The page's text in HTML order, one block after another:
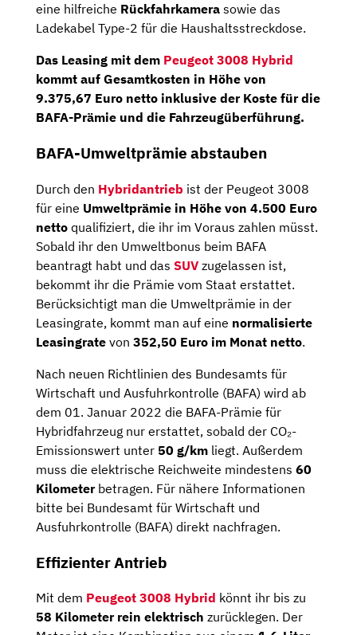
eine hilfreiche Rückfahrkamera sowie das
Ladekabel Type-2 für die Haushaltsstreckdose.
Das Leasing mit dem Peugeot 3008 Hybrid
kommt auf Gesamtkosten in Höhe von
9.375,67 Euro netto inklusive der Koste für die
BAFA-Prämie und die Fahrzeugüberführung.
BAFA-Umweltprämie abstauben
Durch den Hybridantrieb ist der Peugeot 3008
für eine Umweltprämie in Höhe von 4.500 Euro
netto qualifiziert, die ihr im Voraus zahlen müsst.
Sobald ihr den Umweltbonus beim BAFA
beantragt habt und das SUV zugelassen ist,
bekommt ihr die Prämie vom Staat erstattet.
Berücksichtigt man die Umweltprämie in der
Leasingrate, kommt man auf eine normalisierte
Leasingrate von 352,50 Euro im Monat netto.
Nach neuen Richtlinien des Bundesamts für
Wirtschaft und Ausfuhrkontrolle (BAFA) wird ab
dem 01. Januar 2022 die BAFA-Prämie für
Hybridfahrzeug nur erstattet, sobald der CO₂-
Emissionswert unter 50 g/km liegt. Außerdem
muss die elektrische Reichweite mindestens 60
Kilometerbetragen. Für nähere Informationen
bitte bei Bundesamt für Wirtschaft und
Ausfuhrkontrolle (BAFA) direkt nachfragen.
Effizienter Antrieb
Mit dem Peugeot 3008 Hybrid könnt ihr bis zu
58 Kilometer rein elektrisch zurücklegen. Der